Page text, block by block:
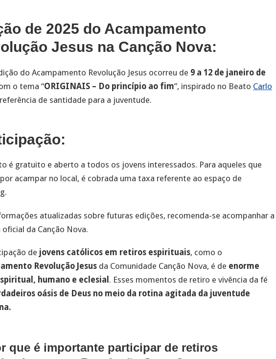
de 2025 do Acampamento
Jesus na Canção Nova:
do Acampamento Revolução Jesus ocorreu de 9 a 12 de janeiro de
o tema “ORIGINAIS – Do princípio ao fim”, inspirado no Beato Carlo
de santidade para a juventude.
é gratuito e aberto a todos os jovens interessados. Para aqueles que
acampar no local, é cobrada uma taxa referente ao espaço de
atualizadas sobre futuras edições, recomenda-se acompanhar a
oficial da Canção Nova.
de jovens católicos em retiros espirituais, como o
Revolução Jesus da Comunidade Canção Nova, é de enorme
humano e eclesial . Esses momentos de retiro e vivência da fé
oásis de Deus no meio da rotina agitada da juventude
que é importante participar de retiros